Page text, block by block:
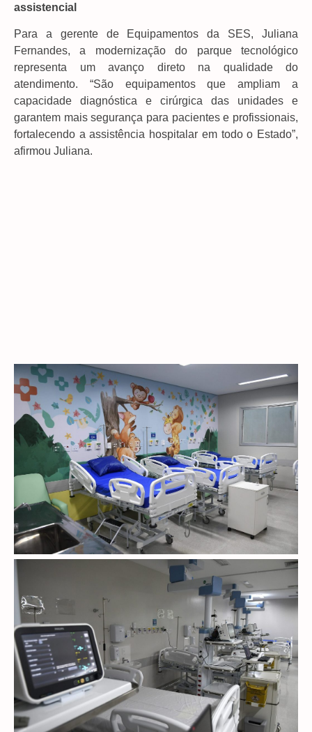
assistencial
Para a gerente de Equipamentos da SES, Juliana
Fernandes, a modernização do parque tecnológico
representa um avanço direto na qualidade do
atendimento. “São equipamentos que ampliam a
capacidade diagnóstica e cirúrgica das unidades e
garantem mais segurança para pacientes e profissionais,
fortalecendo a assistência hospitalar em todo o Estado”,
afirmou Juliana.